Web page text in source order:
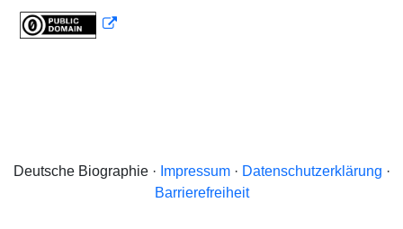
Deutsche Biographie · Impressum· Datenschutzerklärung ·
Barrierefreiheit